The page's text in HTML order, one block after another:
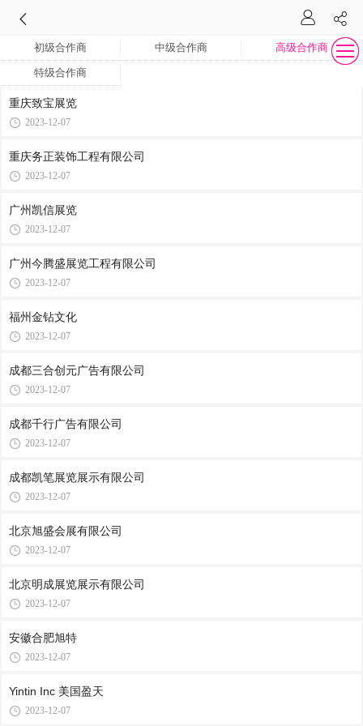
初级合作商 中级合作商 高级合作商
特级合作商
重庆致宝展览
2023-12-07
重庆务正装饰工程有限公司
2023-12-07
广州凯信展览
2023-12-07
广州今腾盛展览工程有限公司
2023-12-07
福州金钻文化
2023-12-07
成都三合创元广告有限公司
2023-12-07
成都千行广告有限公司
2023-12-07
成都凯笔展览展示有限公司
2023-12-07
北京旭盛会展有限公司
2023-12-07
北京明成展览展示有限公司
2023-12-07
安徽合肥旭特
2023-12-07
Yintin Inc 美国盈天
2023-12-07